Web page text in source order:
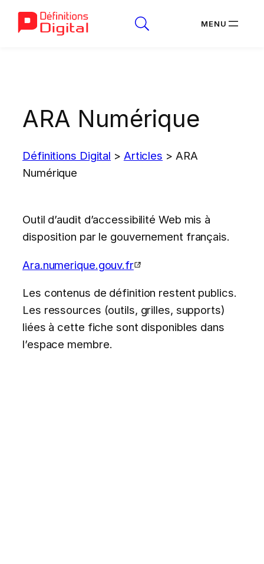
ARA Numérique
Définitions Digital > Articles > ARA
Numérique
Outil d’audit d’accessibilité Web mis à
disposition par le gouvernement français.
Ara.numerique.gouv.fr
Les contenus de définition restent publics.
Les ressources (outils, grilles, supports)
liées à cette fiche sont disponibles dans
l’espace membre.